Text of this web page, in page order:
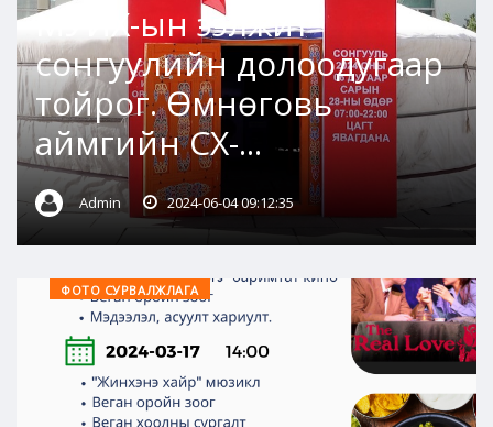
МУИХ-ын ээлжит
сонгуулийн долоодугаар
тойрог. Өмнөговь
аймгийн СХ-...
Admin 2024-06-04 09:12:35
ФОТО СУРВАЛЖЛАГА